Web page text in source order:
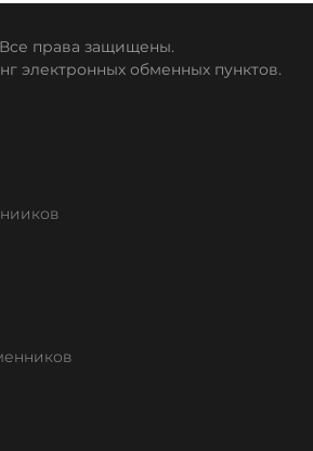
права защищены.
электронных обменных пунктов.